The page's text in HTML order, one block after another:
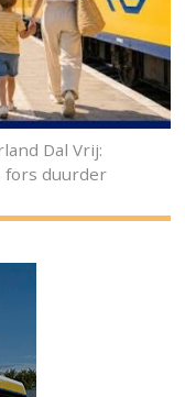
Dal Vrij:
fors duurder